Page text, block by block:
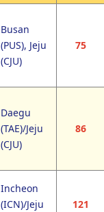
Busan
(PUS), Jeju
(CJU)
75
Daegu
(TAE)/Jeju
(CJU)
86
Incheon
(ICN)/Jeju
121